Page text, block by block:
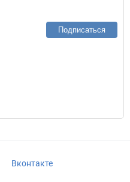
Подписаться
Вконтакте